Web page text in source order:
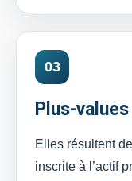
03
Plus-
Elles résultent
inscrite à l’actif